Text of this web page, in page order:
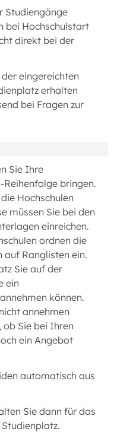
Studiengänge
bei Hochschulstart
direkt bei der
eingereichten
erhalten
bei Fragen zur
Sie Ihre
Reihenfolge bringen.
Hochschulen
müssen Sie bei den
einreichen.
ordnen die
auf Ranglisten ein.
Sie auf der
ein
können.
annehmen
ob Sie bei Ihren
ein Angebot
automatisch aus
Sie dann für das